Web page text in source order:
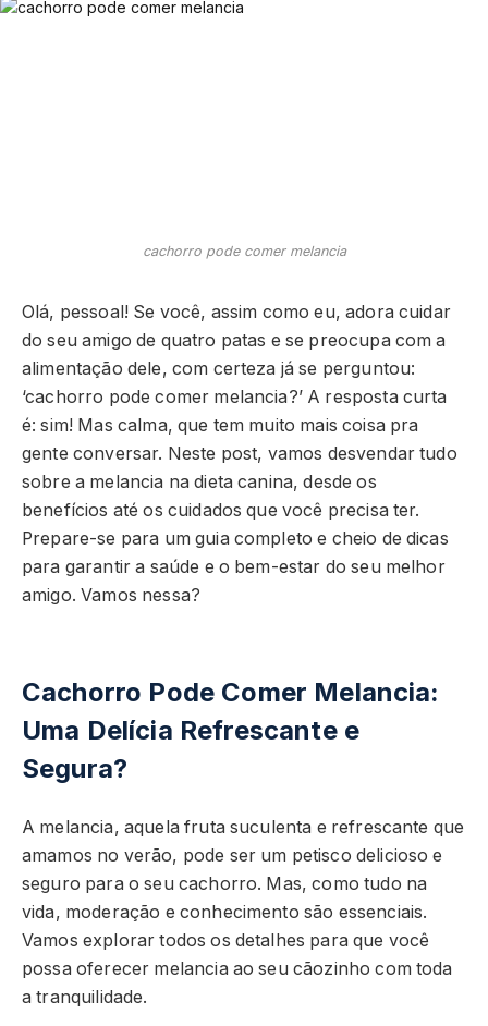
cachorro pode comer melancia
Olá, pessoal! Se você, assim como eu, adora cuidar
do seu amigo de quatro patas e se preocupa com a
alimentação dele, com certeza já se perguntou:
‘cachorro pode comer melancia?’ A resposta curta
é: sim! Mas calma, que tem muito mais coisa pra
gente conversar. Neste post, vamos desvendar tudo
sobre a melancia na dieta canina, desde os
benefícios até os cuidados que você precisa ter.
Prepare-se para um guia completo e cheio de dicas
para garantir a saúde e o bem-estar do seu melhor
amigo. Vamos nessa?
Cachorro Pode Comer Melancia:
Uma Delícia Refrescante e
Segura?
A melancia, aquela fruta suculenta e refrescante que
amamos no verão, pode ser um petisco delicioso e
seguro para o seu cachorro. Mas, como tudo na
vida, moderação e conhecimento são essenciais.
Vamos explorar todos os detalhes para que você
possa oferecer melancia ao seu cãozinho com toda
a tranquilidade.